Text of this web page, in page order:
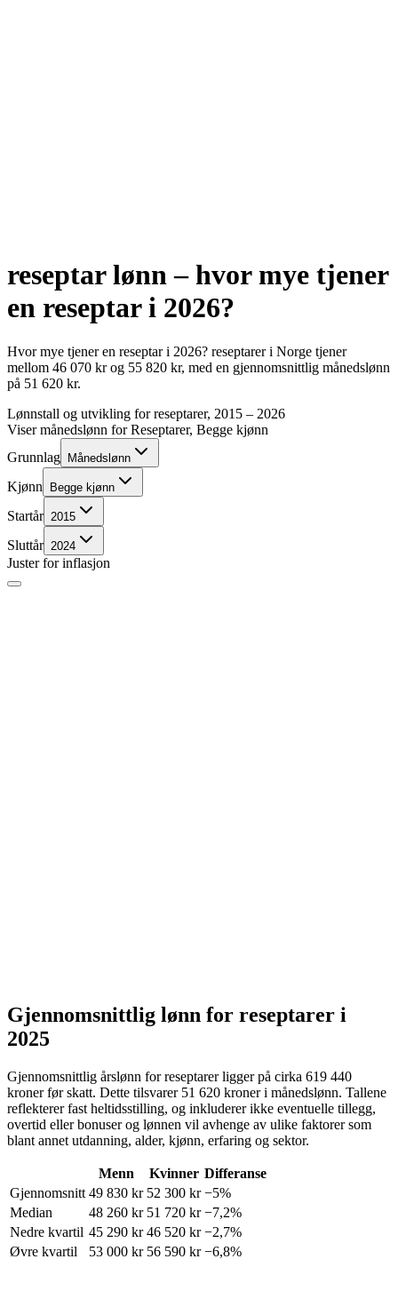
reseptarlønn – hvor mye tjener
en reseptari 2026?
Hvor mye tjener en reseptari 2026? reseptareri Norge tjener
mellom 46 070 krog 55 820 kr, med en gjennomsnittlig månedslønn
på 51 620 kr.
Lønnstall og utvikling forreseptarer, 2015 – 2026
Viser månedslønn forReseptarer, Begge kjønn
Grunnlag
Månedslønn
Kjønn Begge kjønn
Startår 2015
Sluttår 2024
Juster for inflasjon
Gjennomsnittlig lønn for reseptarer i
2025
Gjennomsnittlig årslønn forreseptarerligger på cirka 619 440
kronerfør skatt. Dette tilsvarer 51 620 kroneri månedslønn. Tallene
reflekterer fast heltidsstilling, og inkluderer ikke eventuelle tillegg,
overtid eller bonuser og lønnen vil avhenge av ulike faktorer som
blant annet utdanning, alder, kjønn, erfaring og sektor.
Menn Kvinner Differanse
Gjennomsnitt 49 830 kr 52 300 kr −5%
Median
48 260 kr 51 720 kr −7,2%
Nedre kvartil 45 290 kr 46 520 kr −2,7%
Øvre kvartil
53 000 kr 56 590 kr −6,8%